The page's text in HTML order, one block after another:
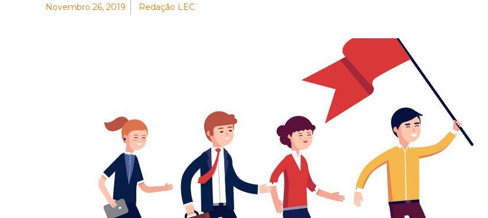
Novembro 26, 2019 Redação LEC